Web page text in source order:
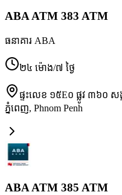
ABA ATM 383 ATM
ធនាគារ ABA
២៤ ម៉ោង/៧ ថ្ងៃ
ផ្ទះលេខ ១៥E០ ផ្លូវ ៣៦០ ស
ភ្នំពេញ, Phnom Penh
ABA ATM 385 ATM